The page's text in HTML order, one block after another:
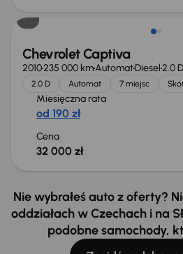
Chevrolet Captiva
2010235 000 kmAutomatDiesel2.0 D
2.0 D Automat 7 miejsc
Miesięczna rata
od 190 zł
Cena
32 000 zł
Nie wybrałeś auto z oferty?
oddziałach w Czechach i na
podobne samochody,